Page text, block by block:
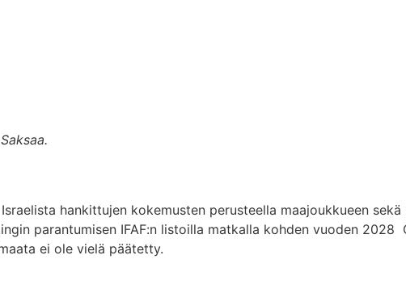
hankittujen kokemusten perusteella maajoukkueen
parantumisen IFAF:n listoilla matkalla kohden vuoden 2028
ei ole vielä päätetty.